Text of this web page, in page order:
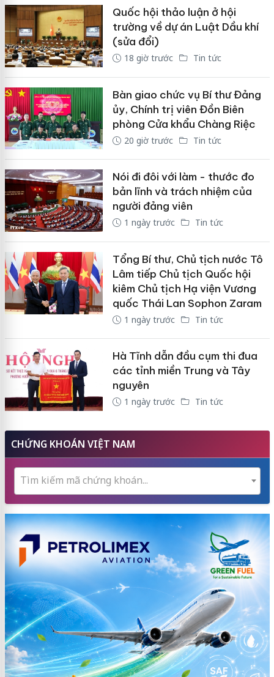
Quốc hội thảo luận ở hội
trường về dự án Luật Dầu khí
(sửa đổi)
18 giờ trước Tin tức
Bàn giao chức vụ Bí thư Đảng
ủy, Chính trị viên Đồn Biên
phòng Cửa khẩu Chàng Riệc
20 giờ trước Tin tức
Nói đi đôi với làm - thước đo
bản lĩnh và trách nhiệm của
người đảng viên
1 ngày trước Tin tức
Tổng Bí thư, Chủ tịch nước Tô
Lâm tiếp Chủ tịch Quốc hội
kiêm Chủ tịch Hạ viện Vương
quốc Thái Lan Sophon Zaram
1 ngày trước Tin tức
Hà Tĩnh dẫn đầu cụm thi đua
các tỉnh miền Trung và Tây
nguyên
1 ngày trước Tin tức
CHỨNG KHOÁN VIỆT NAM
Tìm kiếm mã chứng khoán...